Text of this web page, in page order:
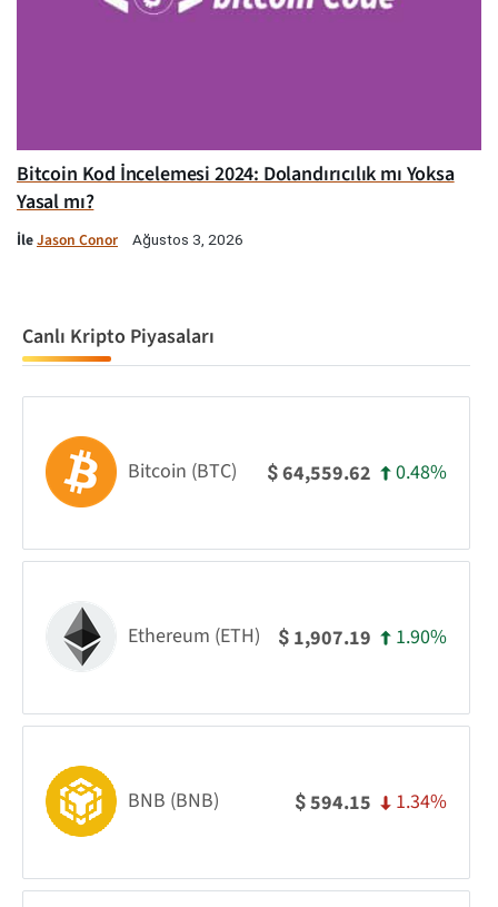
Bitcoin Kod İncelemesi 2024: Dolandırıcılık mı Yoksa
Yasal mı?
İleJason Conor Ağustos 3, 2026
Canlı Kripto Piyasaları
Bitcoin (BTC) $64,559.62 0.48%
Ethereum (ETH) $ 1,907.19 1.90%
BNB (BNB) $594.15 1.34%